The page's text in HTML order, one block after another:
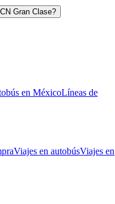
Gran Clase?
en MéxicoLíneas de
Viajes en autobúsViajes en